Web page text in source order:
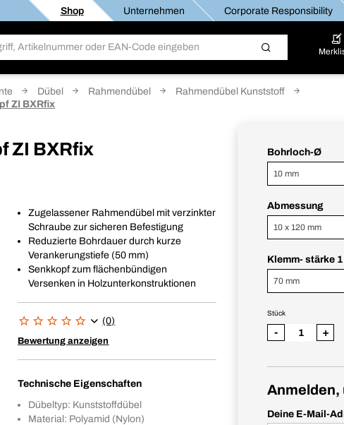
Shop Unternehmen Corporate Responsibility
Dübel Rahmendübel
Rahmendübel Kunststoff
ZI BXRfix
ZI BXRfix
Zugelassener Rahmendübel mit verzinkter
Schraube zur sicheren Befestigung
Reduzierte Bohrdauer durch kurze
Verankerungstiefe (50 mm)
Senkkopf zum flächenbündigen
Versenken in Holzunterkonstruktionen
(0)
Bewertung anzeigen
Technische Eigenschaften
Dübeltyp: Kunststoffdübel
Material: Polyamid (Nylon)
Bohrloch-Ø
10 mm
Abmessung
10 x 120 mm
Klemm- stärke 1
70 mm
Stück
- +
Anmelden,
Deine E-Mail-